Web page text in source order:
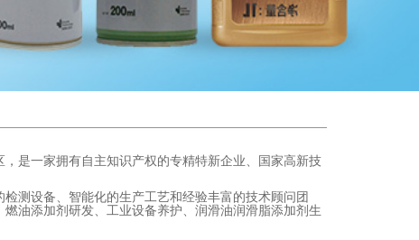
是一家拥有自主知识产权的专精特新企业、国家高新技
测设备、智能化的生产工艺和经验丰富的技术顾问团
油添加剂研发、工业设备养护、润滑油润滑脂添加剂生